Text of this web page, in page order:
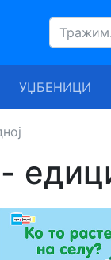
УЏБЕНИЦИ